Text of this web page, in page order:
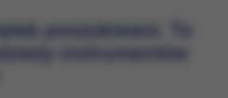
poszukiwani. To
instrumentów